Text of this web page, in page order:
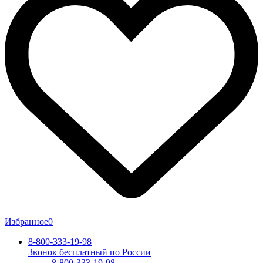
Избранное0
8-800-333-19-98
Звонок бесплатный по России